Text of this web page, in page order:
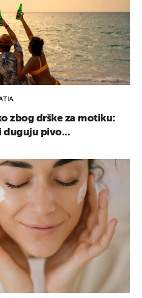
zbog drške za motiku:
duguju pivo...